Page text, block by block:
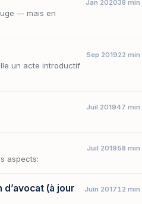
— mais en
Jan 202038 min
un acte introductif
Sep 201922 min
Juil 201947 min
aspects:
Juil 201958 min
(à jour
Juin 201712 min